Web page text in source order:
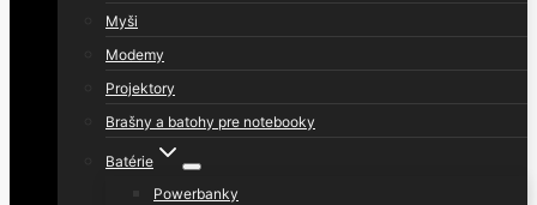
Myši
Modemy
Projektory
Brašny a batohy pre notebooky
Batérie
Powerbanky